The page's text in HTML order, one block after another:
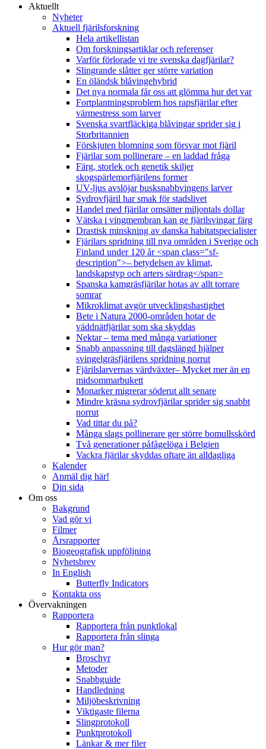
Aktuellt
Nyheter
Aktuell fjärilsforskning
Hela artikellistan
Om forskningsartiklar och referenser
Varför förlorade vi tre svenska dagfjärilar?
Slingrande slåtter ger större variation
En öländsk blåvingehybrid
Det nya normala får oss att glömma hur det var
Fortplantningsproblem hos rapsfjärilar efter
värmestress som larver
Svenska svartfläckiga blåvingar sprider sig i
Storbritannien
Förskjuten blomning som försvar mot fjäril
Fjärilar som pollinerare – en laddad fråga
Färg, storlek och genetik skiljer
skogspärlemorfjärilens former
UV-ljus avslöjar busksnabbvingens larver
Sydrovfjäril har smak för stadslivet
Handel med fjärilar omsätter miljontals dollar
Vätska i vingmembran kan ge fjärilsvingar färg
Drastisk minskning av danska habitatspecialister
Fjärilars spridning till nya områden i Sverige och
Finland under 120 år <span class="sf-
description">– betydelsen av klimat,
landskapstyp och arters särdrag</span>
Spanska kamgräsfjärilar hotas av allt torrare
somrar
Mikroklimat avgör utvecklingshastighet
Bete i Natura 2000-områden hotar de
väddnätfjärilar som ska skyddas
Nektar – tema med många variationer
Snabb anpassning till dagslängd hjälper
svingelgräsfjärilens spridning norrut
Fjärilslarvernas värdväxter– Mycket mer än en
midsommarbukett
Monarker migrerar söderut allt senare
Mindre kräsna sydrovfjärilar sprider sig snabbt
norrut
Vad tittar du på?
Många slags pollinerare ger större bomullsskörd
Två generationer påfågelöga i Belgien
Vackra fjärilar skyddas oftare än alldagliga
Kalender
Anmäl dig här!
Din sida
Om oss
Bakgrund
Vad gör vi
Filmer
Årsrapporter
Biogeografisk uppföljning
Nyhetsbrev
In English
Butterfly Indicators
Kontakta oss
Övervakningen
Rapportera
Rapportera från punktlokal
Rapportera från slinga
Hur gör man?
Broschyr
Metoder
Snabbguide
Handledning
Miljöbeskrivning
Viktigaste filerna
Slingprotokoll
Punktprotokoll
Länkar & mer filer